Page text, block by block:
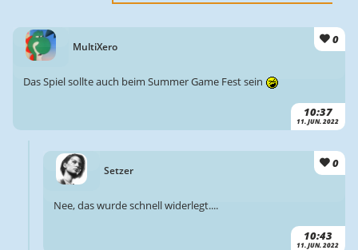
MultiXero
0
10:37
11. JUN. 2022
Das Spiel sollte auch beim Summer Game Fest sein
Setzer
0
10:43
11. JUN. 2022
Nee, das wurde schnell widerlegt....